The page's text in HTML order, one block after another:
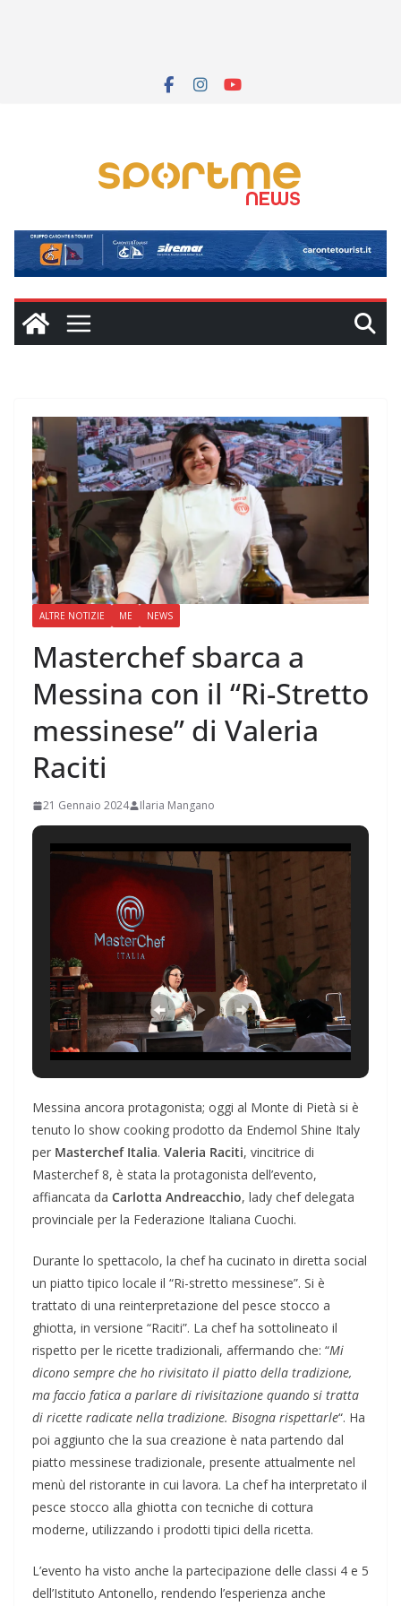
ALTRE NOTIZIE ME NEWS
Masterchef sbarca a
Messina con il “Ri-Stretto
messinese” di Valeria
Raciti
21 Gennaio 2024 Ilaria Mangano
Messina ancora protagonista; oggi al Monte di Pietà si è
tenuto lo show cooking prodotto da Endemol Shine Italy
per Masterchef Italia. Valeria Raciti, vincitrice di
Masterchef 8, è stata la protagonista dell’evento,
affiancata da Carlotta Andreacchio, lady chef delegata
provinciale per la Federazione Italiana Cuochi.
Durante lo spettacolo, la chef ha cucinato in diretta social
un piatto tipico locale il “Ri-stretto messinese”. Si è
trattato di una reinterpretazione del pesce stocco a
ghiotta, in versione “Raciti”. La chef ha sottolineato il
rispetto per le ricette tradizionali, affermando che: “Mi
dicono sempre che ho rivisitato il piatto della tradizione,
ma faccio fatica a parlare di rivisitazione quando si tratta
di ricette radicate nella tradizione. Bisogna rispettarle“. Ha
poi aggiunto che la sua creazione è nata partendo dal
piatto messinese tradizionale, presente attualmente nel
menù del ristorante in cui lavora. La chef ha interpretato il
pesce stocco alla ghiotta con tecniche di cottura
moderne, utilizzando i prodotti tipici della ricetta.
L’evento ha visto anche la partecipazione delle classi 4 e 5
dell’Istituto Antonello, rendendo l’esperienza anche